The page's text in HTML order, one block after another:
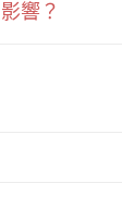
影響？